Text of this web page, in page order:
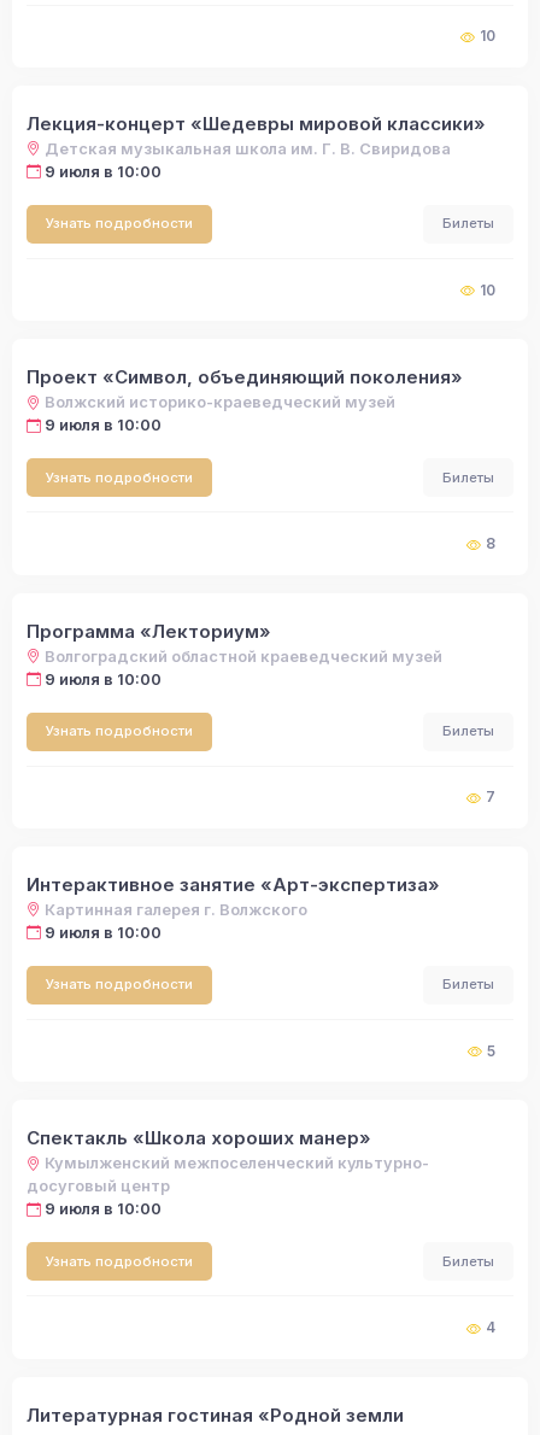
10
Лекция-концерт «Шедевры мировой классики»
Детская музыкальная школа им. Г. В. Свиридова
9 июля в 10:00
Узнать подробности Билеты
10
Проект «Символ, объединяющий поколения»
Волжский историко-краеведческий музей
9 июля в 10:00
Узнать подробности Билеты
8
Программа «Лекториум»
Волгоградский областной краеведческий музей
9 июля в 10:00
Узнать подробности Билеты
7
Интерактивное занятие «Арт-экспертиза»
Картинная галерея г. Волжского
9 июля в 10:00
Узнать подробности Билеты
5
Спектакль «Школа хороших манер»
Кумылженский межпоселенческий культурно-
досуговый центр
9 июля в 10:00
Узнать подробности Билеты
4
Литературная гостиная «Родной земли